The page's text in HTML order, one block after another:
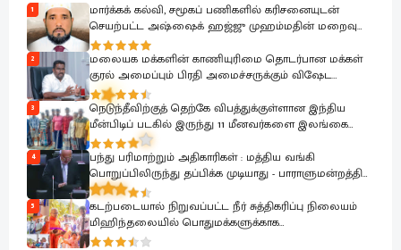
1
மார்க்கக் கல்வி, சமூகப் பணிகளில் கரிசனையுடன்
செயற்பட்ட அஷ்ஷைக் ஹஜ்ஜு முஹம்மதின் மறைவு
பேரிழப்பாகும்; அம்பாறை மாவட்ட ஜம்இய்யத்துல் உலமா
ஆழ்ந்த கவலை.!
2
மலையக மக்களின் காணியுரிமை தொடர்பான மக்கள்
குரல் அமைப்பும் பிரதி அமைச்சருக்கும் விஷேட
கலந்துரையாடல்
3
நெடுந்தீவிற்குத் தெற்கே விபத்துக்குள்ளான இந்திய
மீன்பிடிப் படகில் இருந்து 11 மீனவர்களை இலங்கை
கடற்படை பாதுகாப்பாக மீட்டது
4
பந்து பரிமாற்றும் அதிகாரிகள் : மத்திய வங்கி
பொறுப்பிலிருந்து தப்பிக்க முடியாது - பாராளுமன்றத்தில்
ரவூப் ஹக்கீம் ஆவேசம்
5
கடற்படையால் நிறுவப்பட்ட நீர் சுத்திகரிப்பு நிலையம்
மிஹிந்தலையில் பொதுமக்களுக்காக
கையளிக்கப்பட்டது